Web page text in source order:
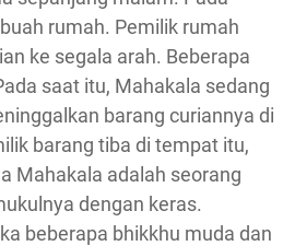
rumah. Pemilik rumah
ke segala arah. Beberapa
saat itu, Mahakala sedang
barang curiannya di
barang tiba di tempat itu,
Mahakala adalah seorang
dengan keras.
beberapa bhikkhu muda dan